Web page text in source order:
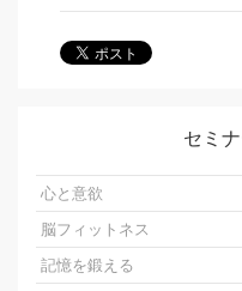
セミ
心と意欲
脳フィットネス
記憶を鍛える